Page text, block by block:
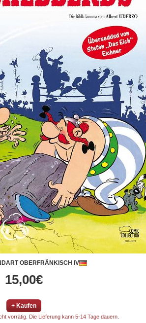
OBERFRÄNKISCH IV
15,00€
+ Kaufen
vorrätig. Die Lieferung kann 5-14 Tage dauern.